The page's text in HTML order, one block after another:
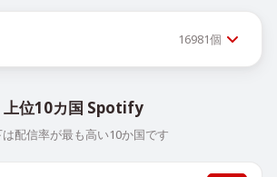
16981個
上位10カ国 Spotify
は配信率が最も高い10か国です